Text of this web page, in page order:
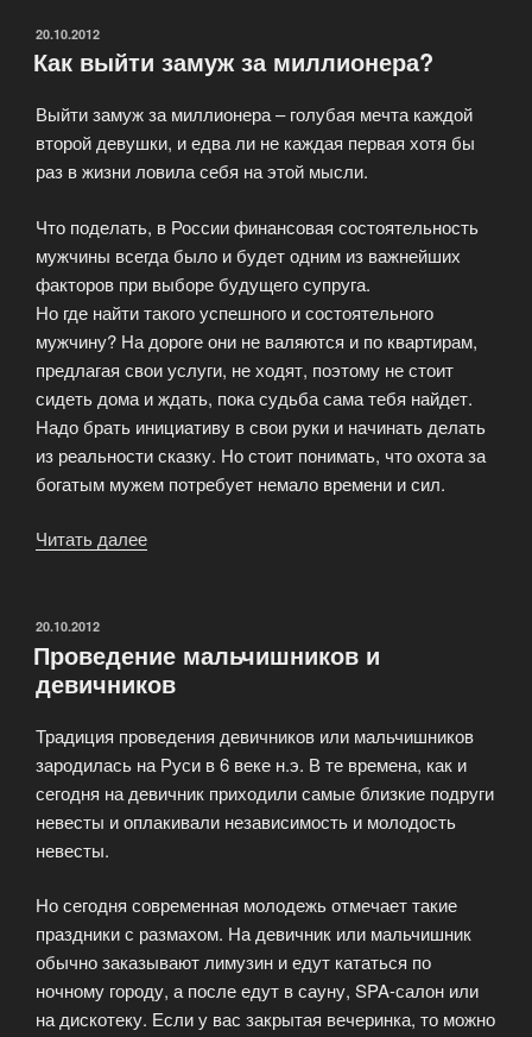
ОПУБЛИКОВАНО
20.10.2012
Как выйти замуж за миллионера?
Выйти замуж за миллионера – голубая мечта каждой
второй девушки, и едва ли не каждая первая хотя бы
раз в жизни ловила себя на этой мысли.
Что поделать, в России финансовая состоятельность
мужчины всегда было и будет одним из важнейших
факторов при выборе будущего супруга.
Но где найти такого успешного и состоятельного
мужчину? На дороге они не валяются и по квартирам,
предлагая свои услуги, не ходят, поэтому не стоит
сидеть дома и ждать, пока судьба сама тебя найдет.
Надо брать инициативу в свои руки и начинать делать
из реальности сказку. Но стоит понимать, что охота за
богатым мужем потребует немало времени и сил.
Читать далее
миллионера?»
ОПУБЛИКОВАНО
20.10.2012
Проведение мальчишников и
девичников
Традиция проведения девичников или мальчишников
зародилась на Руси в 6 веке н.э. В те времена, как и
сегодня на девичник приходили самые близкие подруги
невесты и оплакивали независимость и молодость
невесты.
Но сегодня современная молодежь отмечает такие
праздники с размахом. На девичник или мальчишник
обычно заказывают лимузин и едут кататься по
ночному городу, а после едут в сауну, SPA-салон или
на дискотеку. Если у вас закрытая вечеринка, то можно